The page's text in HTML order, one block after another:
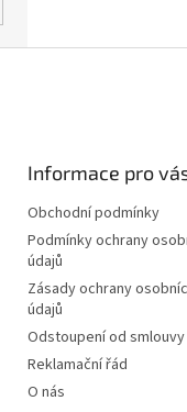
Informace pro
Obchodní podmínky
Podmínky ochrany
údajů
Zásady ochrany
údajů
Odstoupení od smlouvy
Reklamační řád
O nás